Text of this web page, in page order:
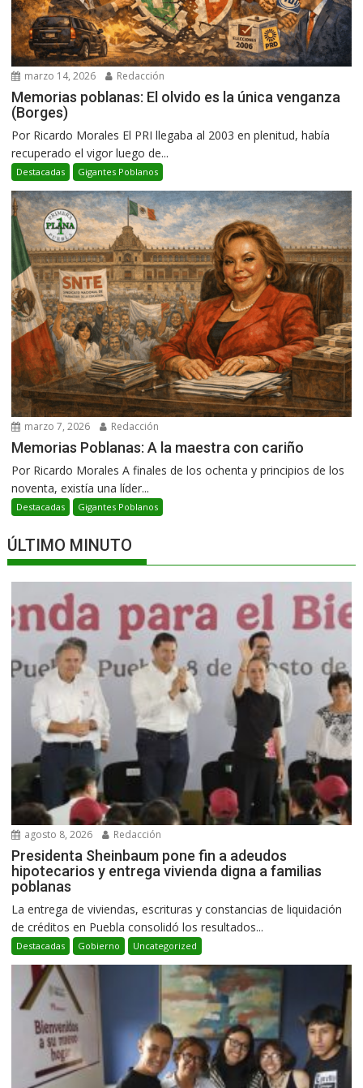
marzo 14, 2026 Redacción
Memorias poblanas: El olvido es la única venganza
(Borges)
Por Ricardo Morales El PRI llegaba al 2003 en plenitud, había
recuperado el vigor luego de...
Destacadas Gigantes Poblanos
marzo 7, 2026 Redacción
Memorias Poblanas: A la maestra con cariño
Por Ricardo Morales A finales de los ochenta y principios de los
noventa, existía una líder...
Destacadas Gigantes Poblanos
ÚLTIMO MINUTO
agosto 8, 2026 Redacción
Presidenta Sheinbaum pone fin a adeudos
hipotecarios y entrega vivienda digna a familias
poblanas
La entrega de viviendas, escrituras y constancias de liquidación
de créditos en Puebla consolidó los resultados...
Destacadas Gobierno Uncategorized